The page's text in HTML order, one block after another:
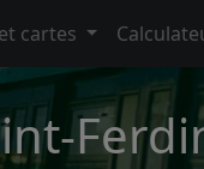
cartes